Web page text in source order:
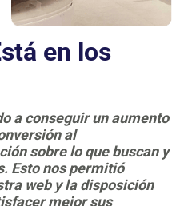
en los
a conseguir un aumento
al
sobre lo que buscan y
Esto nos permitió
web y la disposición
mejor sus